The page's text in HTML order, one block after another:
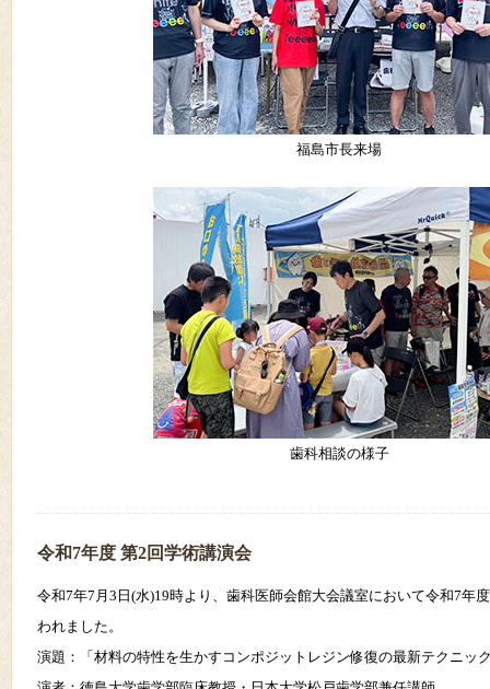
福島市長来場
歯科相談の様子
令和7年度 第2回学術講演会
令和7年7月3日(水)19時より、歯科医師会館大会議室において令和7年
われました。
演題：「材料の特性を生かすコンポジットレジン修復の最新テクニッ